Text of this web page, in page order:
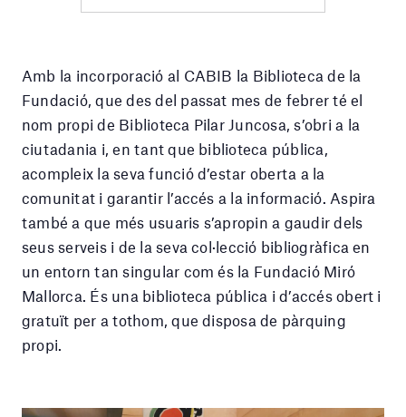
Amb la incorporació al CABIB la Biblioteca de la
Fundació, que des del passat mes de febrer té el
nom propi de Biblioteca Pilar Juncosa, s’obri a la
ciutadania i, en tant que biblioteca pública,
acompleix la seva funció d’estar oberta a la
comunitat i garantir l’accés a la informació. Aspira
també a que més usuaris s’apropin a gaudir dels
seus serveis i de la seva col·lecció bibliogràfica en
un entorn tan singular com és la Fundació Miró
Mallorca. És una biblioteca pública i d’accés obert i
gratuït per a tothom, que disposa de pàrquing
propi.